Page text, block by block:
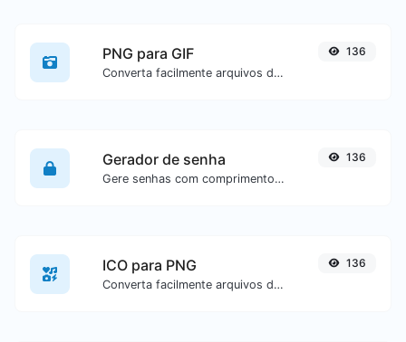
PNG para GIF
Converta facilmente arquivos de imagem PNG para GIF.
136
Gerador de senha
Gere senhas com comprimento e configurações personalizadas.
136
ICO para PNG
Converta facilmente arquivos de imagem ICO para PNG.
136